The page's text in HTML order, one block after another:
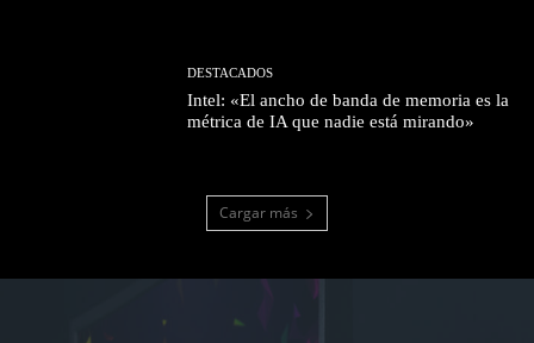
DESTACADOS
Intel: «El ancho de banda de memoria es la
métrica de IA que nadie está mirando»
Cargar más